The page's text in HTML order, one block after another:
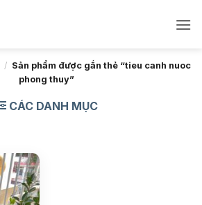
/ Sản phẩm được gắn thẻ “tieu canh nuoc
phong thuy”
CÁC DANH MỤC